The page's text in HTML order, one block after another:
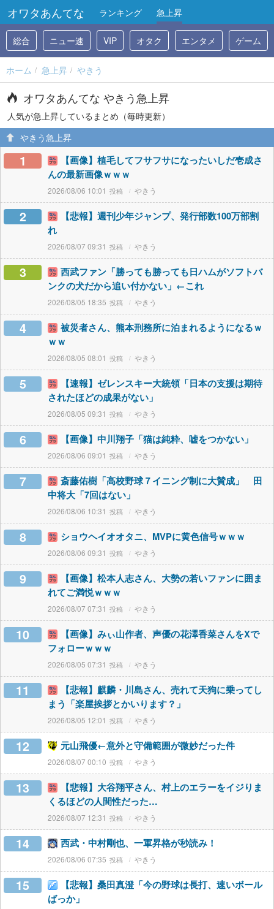
オワタあんてな ランキング 急上昇
総合 ニュー速 VIP オタク エンタメ ゲーム
ホーム 急上昇 やきう
オワタあんてな やきう急上昇
人気が急上昇しているまとめ（毎時更新）
やきう急上昇
1
【画像】植毛してフサフサになったいしだ壱成さ
んの最新画像ｗｗｗ
2026/08/06 10:01 やきう
2
【悲報】週刊少年ジャンプ、発行部数100万部割
れ
2026/08/07 09:31 やきう
3
西武ファン「勝っても勝っても日ハムがソフトバ
ンクの犬だから追い付かない」←これ
2026/08/05 18:35 やきう
4
被災者さん、熊本刑務所に泊まれるようになるｗ
ｗｗ
2026/08/05 08:01 やきう
5
【速報】ゼレンスキー大統領「日本の支援は期待
されたほどの成果がない」
2026/08/05 09:31 やきう
6 【画像】中川翔子「猫は純粋、嘘をつかない」
2026/08/06 09:01 やきう
7
斎藤佑樹「高校野球７イニング制に大賛成」 田
中将大「7回はない」
2026/08/06 10:31 やきう
8 ショウヘイオオタニ、MVPに黄色信号ｗｗｗ
2026/08/06 09:31 やきう
9
【画像】松本人志さん、大勢の若いファンに囲ま
れてご満悦ｗｗｗ
2026/08/07 07:31 やきう
10
【画像】みぃ山作者、声優の花澤香菜さんをXで
フォローｗｗｗ
2026/08/05 07:31 やきう
11
【悲報】麒麟・川島さん、売れて天狗に乗ってし
まう「楽屋挨拶とかいります？」
2026/08/05 12:01 やきう
12 元山飛優←意外と守備範囲が微妙だった件
2026/08/07 00:10 やきう
13
【悲報】大谷翔平さん、村上のエラーをイジりま
くるほどの人間性だった…
2026/08/07 12:31 やきう
14 西武・中村剛也、一軍昇格が秒読み！
2026/08/06 07:35 やきう
15
【悲報】桑田真澄「今の野球は長打、速いボール
ばっか」